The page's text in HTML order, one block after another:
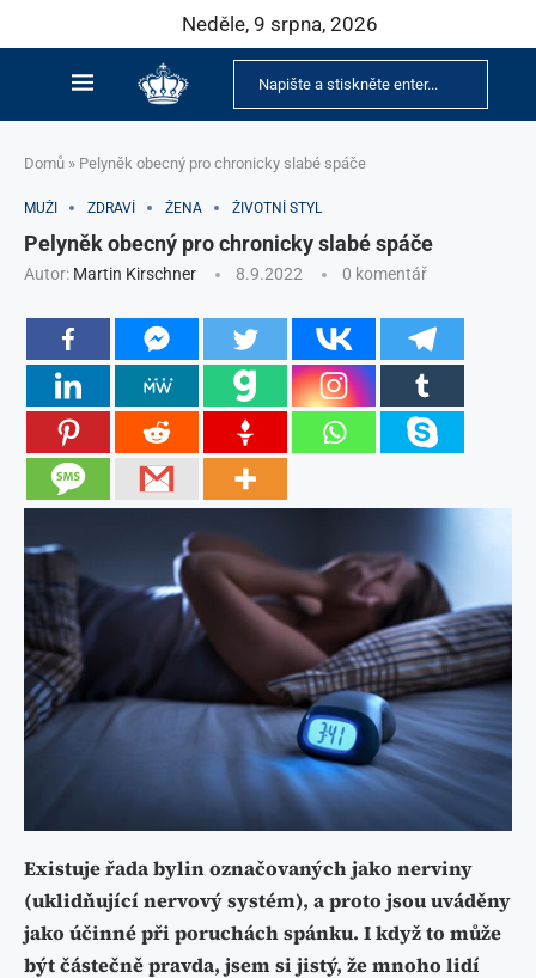
Neděle, 9 srpna, 2026
Domů » Pelyněk obecný pro chronicky slabé spáče
MUŽI ZDRAVÍ ŽENA ŽIVOTNÍ STYL
Pelyněk obecný pro chronicky slabé spáče
Autor: Martin Kirschner 8.9.2022 0 komentář
Existuje řada bylin označovaných jako nerviny
(uklidňující nervový systém), a proto jsou uváděny
jako účinné při poruchách spánku. I když to může
být částečně pravda, jsem si jistý, že mnoho lidí